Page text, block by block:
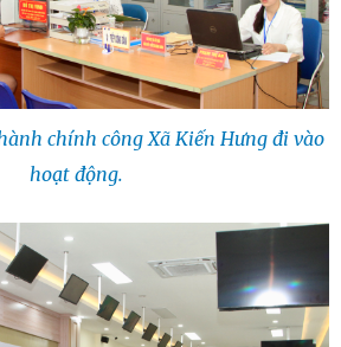
chính công Xã Kiến Hưng đi vào
hoạt động.